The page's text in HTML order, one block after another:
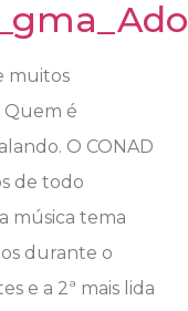
muitos
Quem é
O CONAD
de todo
música tema
durante o
e a 2ª mais lida